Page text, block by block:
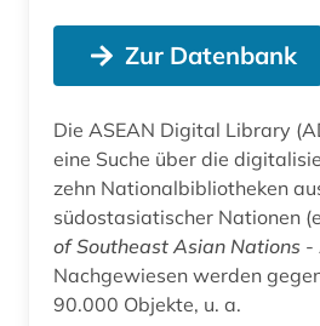
Zur Datenbank
Die ASEAN Digital Library
eine Suche über die
zehn Nationalbibliotheken
südostasiatischer Nationen
of Southeast Asian Nations -
Nachgewiesen werden
90.000 Objekte, u. a.